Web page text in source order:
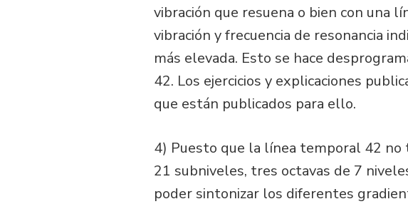
vibración que resuena o bien con una
vibración y frecuencia de resonancia
más elevada. Esto se hace
42. Los ejercicios y explicaciones
que están publicados para ello.
4) Puesto que la línea temporal 42
21 subniveles, tres octavas de 7
poder sintonizar los diferentes